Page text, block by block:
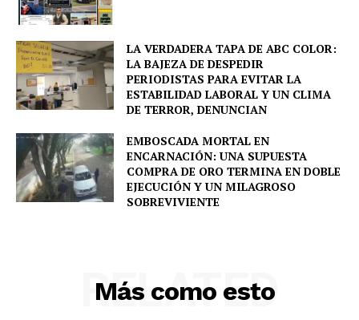
Company
About
Contact us
Comparte esto:
LA VERDADERA TAPA DE ABC COLOR:
LA BAJEZA DE DESPEDIR
PERIODISTAS PARA EVITAR LA
ESTABILIDAD LABORAL Y UN CLIMA
DE TERROR, DENUNCIAN
EMBOSCADA MORTAL EN
ENCARNACIÓN: UNA SUPUESTA
COMPRA DE ORO TERMINA EN DOBLE
EJECUCIÓN Y UN MILAGROSO
SOBREVIVIENTE
Más como esto
RELATED